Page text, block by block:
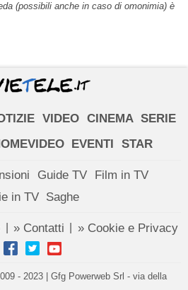
(possibili anche in caso di omonimia) è
VIDEO CINEMA SERIE
EVENTI STAR
Guide TV
Film in TV
in TV Saghe
» Contatti » Cookie e Privacy
- 2023 | Gfg Powerweb Srl - via della